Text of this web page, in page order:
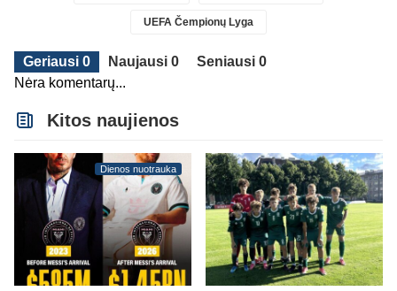
UEFA Čempionų Lyga
Geriausi 0 Naujausi 0
Seniausi 0
Nėra komentarų...
Kitos naujienos
Dienos nuotrauka